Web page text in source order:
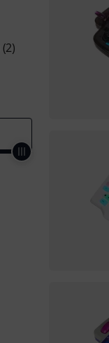
(2)